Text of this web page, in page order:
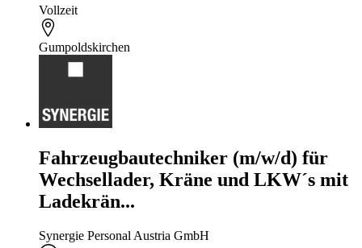
Vollzeit
Gumpoldskirchen
Fahrzeugbautechniker (m/w/d) für
Wechsellader, Kräne und LKW´s mit
Ladekrän...
Synergie Personal Austria GmbH